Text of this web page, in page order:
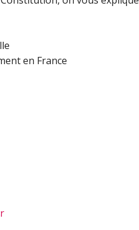
en France